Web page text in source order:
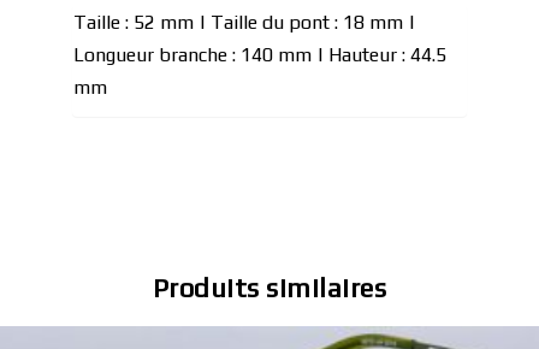
Taille : 52 mm | Taille du pont : 18 mm |
Longueur branche : 140 mm | Hauteur : 44.5
mm
Produits similaires